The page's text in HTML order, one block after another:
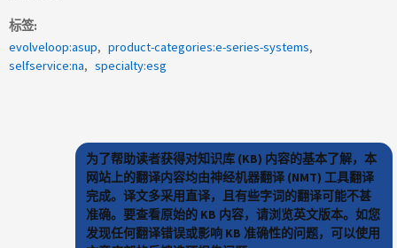
标签
evolveloop:asup
product-categories:e-series-systems
selfservice:na
specialty:esg
为了帮助读者获得对知识库 (KB) 内容的基本了解，本
网站上的翻译内容均由神经机器翻译 (NMT) 工具翻译
完成。译文多采用直译，且有些字词的翻译可能不甚
准确。要查看原始的 KB 内容，请浏览英文版本。如您
发现任何翻译错误或影响 KB 准确性的问题，可以使用